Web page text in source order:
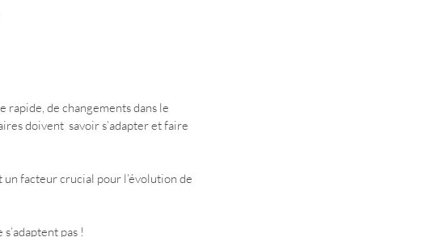
rapide, de changements dans le
doivent  savoir s’adapter et faire
un facteur crucial pour l’évolution de
pas !